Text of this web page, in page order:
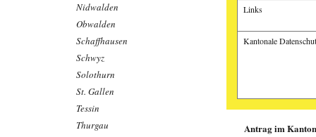
Nidwalden
Obwalden
Schaffhausen
Schwyz
Solothurn
St. Gallen
Tessin
Thurgau
Links
Kantonale
Antrag im
Alte Fälle
Wenn die
Sandro Büchler,